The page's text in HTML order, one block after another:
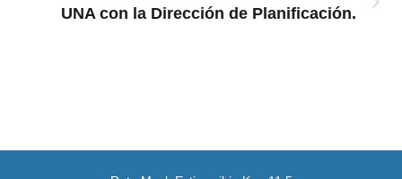
UNA con la Dirección de Planificación.